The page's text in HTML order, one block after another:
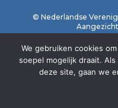
© Nederlandse
Home
We gebruiken cookies
soepel mogelijk draait.
deze site, gaan we